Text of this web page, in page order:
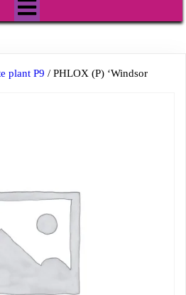
plant P9 / PHLOX (P) ‘Windsor